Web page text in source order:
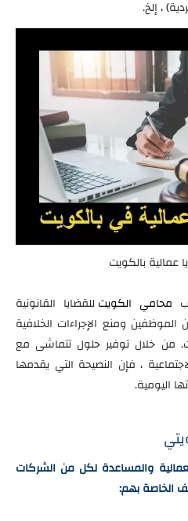
، إلخ.
عمالية بالكويت
محامي الكويت للقضايا القانونية
الموظفين ومنع الإجراءات الخلافية
من خلال توفير حلول تتماشى مع
، فإن النصيحة التي يقدمها
اليومية.
والمساعدة لكل من الشركات
الخاصة بهم: